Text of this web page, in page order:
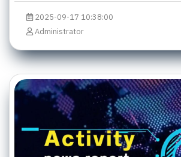
2025-09-17 10:38:00
Administrator